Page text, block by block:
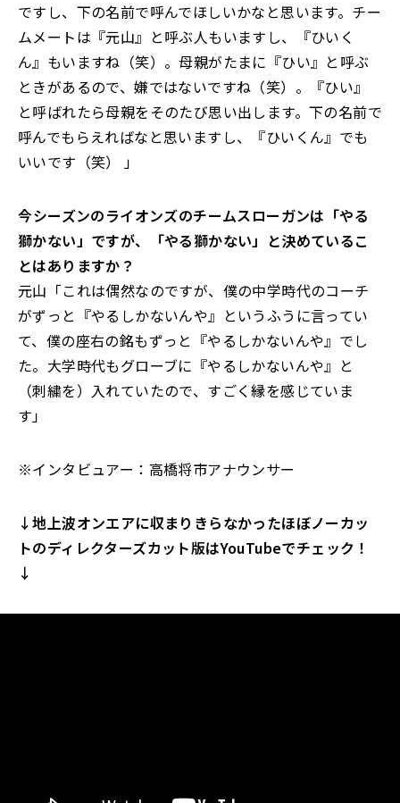
ですし、下の名前で呼んでほしいかなと思います。チー
ムメートは『元山』と呼ぶ人もいますし、『ひいく
ん』もいますね（笑）。母親がたまに『ひい』と呼ぶ
ときがあるので、嫌ではないですね（笑）。『ひい』
と呼ばれたら母親をそのたび思い出します。下の名前で
呼んでもらえればなと思いますし、『ひいくん』でも
いいです（笑） 」
――今シーズンのライオンズのチームスローガンは「やる
獅かない」ですが、「やる獅かない」と決めているこ
とはありますか？
元山「これは偶然なのですが、僕の中学時代のコーチ
がずっと『やるしかないんや』というふうに言ってい
て、僕の座右の銘もずっと『やるしかないんや』でし
た。大学時代もグローブに『やるしかないんや』と
（刺繍を）入れていたので、すごく縁を感じていま
す」
※インタビュアー：高橋将市アナウンサー
↓地上波オンエアに収まりきらなかったほぼノーカッ
トのディレクターズカット版はYouTubeでチェック！
↓